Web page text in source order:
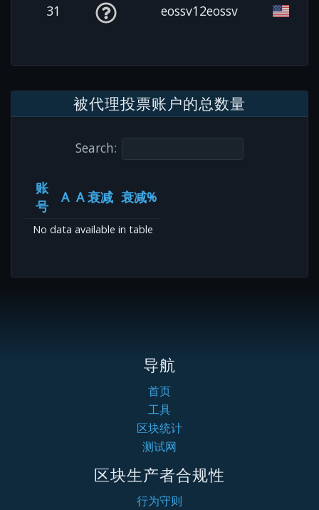
31
eossv12eossv
被代理投票账户的总数量
Search:
账
号
A A 衰减 衰减%
No data available in table
导航
首页
工具
区块统计
测试网
区块生产者合规性
行为守则